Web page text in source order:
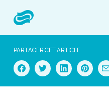
PARTAGER CET ARTICLE